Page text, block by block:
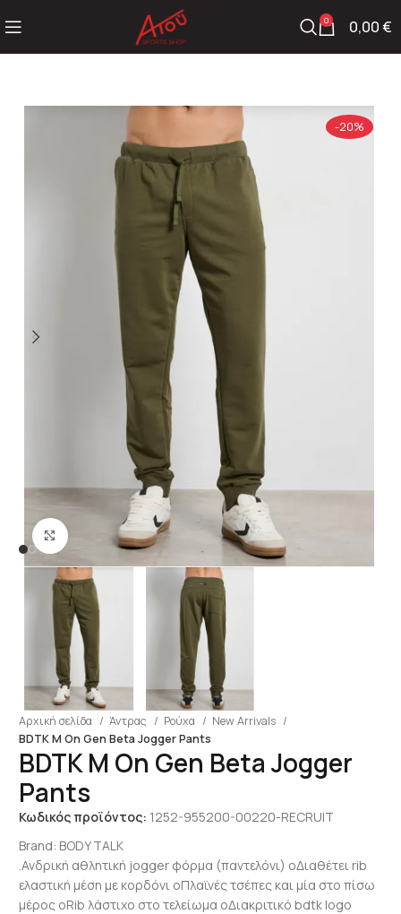
0 0,00€
Click to enlarge
-20%
Αρχική σελίδα Άντρας Ρούχα
New Arrivals
BDTK M On Gen Beta Jogger Pants
BDTK M On Gen Beta Jogger
Pants
Κωδικός προϊόντος: 1252-955200-00220-RECRUIT
Brand: BODY TALK
.Ανδρική αθλητική jogger φόρμα (παντελόνι) oΔιαθέτει rib
ελαστική μέση με κορδόνι oΠλαϊνές τσέπες και μία στο πίσω
μέρος oRib λάστιχο στο τελείωμα oΔιακριτικό bdtk logo